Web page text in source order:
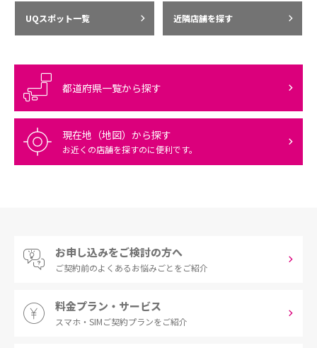
UQスポット一覧 近隣店舗を探す
都道府県一覧から探す
現在地（地図）から探す
お近くの店舗を探すのに便利です。
お申し込みをご検討の方へ
ご契約前のよくあるお悩みごとをご紹介
料金プラン・サービス
スマホ・SIMご契約プランをご紹介